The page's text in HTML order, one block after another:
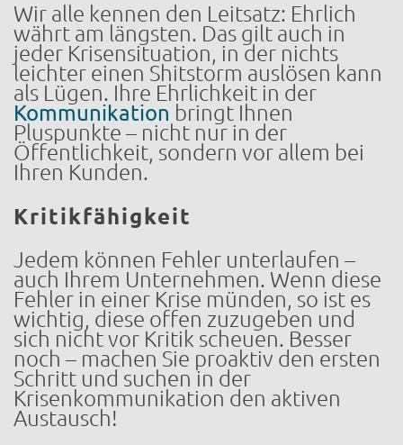
Wir alle kennen den Leitsatz: Ehrlich
währt am längsten. Das gilt auch in
jeder Krisensituation, in der nichts
leichter einen Shitstorm auslösen kann
als Lügen. Ihre Ehrlichkeit in der
Kommunikation bringt Ihnen
Pluspunkte – nicht nur in der
Öffentlichkeit, sondern vor allem bei
Ihren Kunden.
Kritikfähigkeit
Jedem können Fehler unterlaufen –
auch Ihrem Unternehmen. Wenn diese
Fehler in einer Krise münden, so ist es
wichtig, diese offen zuzugeben und
sich nicht vor Kritik scheuen. Besser
noch – machen Sie proaktiv den ersten
Schritt und suchen in der
Krisenkommunikation den aktiven
Austausch!